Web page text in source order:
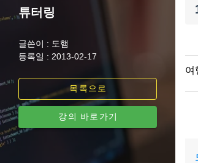
튜터링
글쓴이 : 도햄
등록일 : 2013-02-17
목록으로
강의 바로가기
여